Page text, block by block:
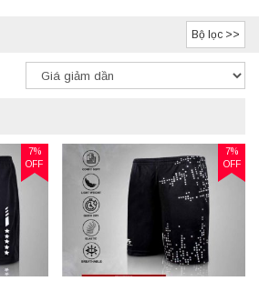
Bộ lọc >>
7%
OFF
7%
OFF